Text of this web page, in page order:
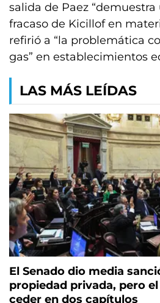
salida de Paez “demuestra
fracaso de Kicillof en
refirió a “la problemática
gas” en establecimientos
LAS MÁS LEÍDAS
El Senado dio media
propiedad privada, pero
ceder en dos capítulos